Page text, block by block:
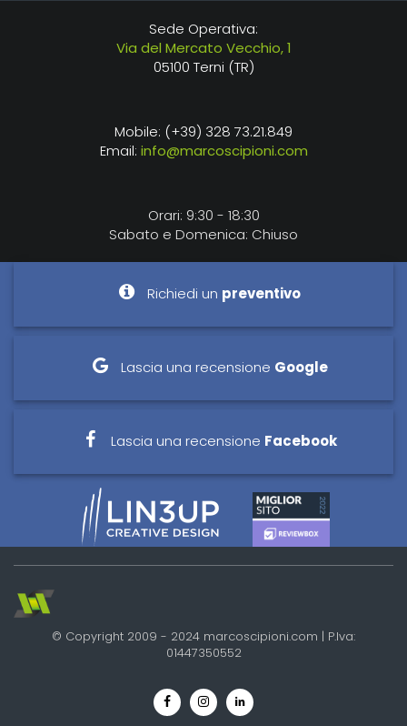
Sede Operativa:
Via del Mercato Vecchio, 1
05100 Terni (TR)
Mobile: (+39) 328 73.21.849
Email: info@marcoscipioni.com
Orari: 9:30 - 18:30
Sabato e Domenica: Chiuso
Richiedi un preventivo
Lascia una recensione Google
Lascia una recensione Facebook
© Copyright 2009 - 2024 marcoscipioni.com | P.Iva:
01447350552